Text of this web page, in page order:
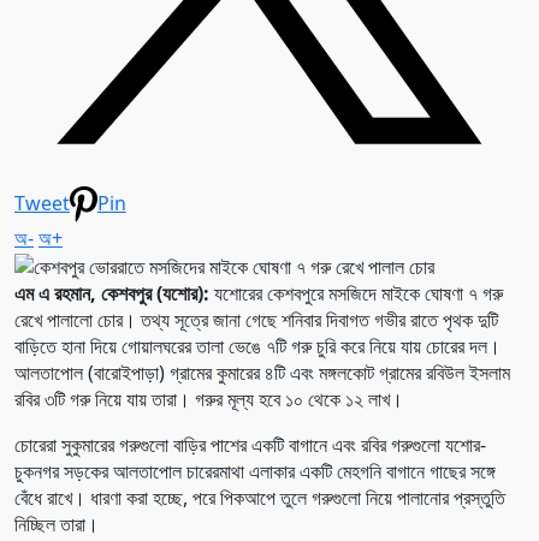
Tweet
Pin
অ-অ+
এম এ রহমান, কেশবপুর (যশোর): যশোরের কেশবপুরে মসজিদে মাইকে ঘোষণা ৭ গরু
রেখে পালালো চোর। তথ্য সূত্রে জানা গেছে শনিবার দিবাগত গভীর রাতে পৃথক দুটি
বাড়িতে হানা দিয়ে গোয়ালঘরের তালা ভেঙে ৭টি গরু চুরি করে নিয়ে যায় চোরের দল।
আলতাপোল (বারোইপাড়া) গ্রামের কুমারের ৪টি এবং মঙ্গলকোট গ্রামের রবিউল ইসলাম
রবির ৩টি গরু নিয়ে যায় তারা। গরুর মূল্য হবে ১০ থেকে ১২ লাখ।
চোরেরা সুকুমারের গরুগুলো বাড়ির পাশের একটি বাগানে এবং রবির গরুগুলো যশোর-
চুকনগর সড়কের আলতাপোল চারেরমাথা এলাকার একটি মেহগনি বাগানে গাছের সঙ্গে
বেঁধে রাখে। ধারণা করা হচ্ছে, পরে পিকআপে তুলে গরুগুলো নিয়ে পালানোর প্রস্তুতি
নিচ্ছিল তারা।